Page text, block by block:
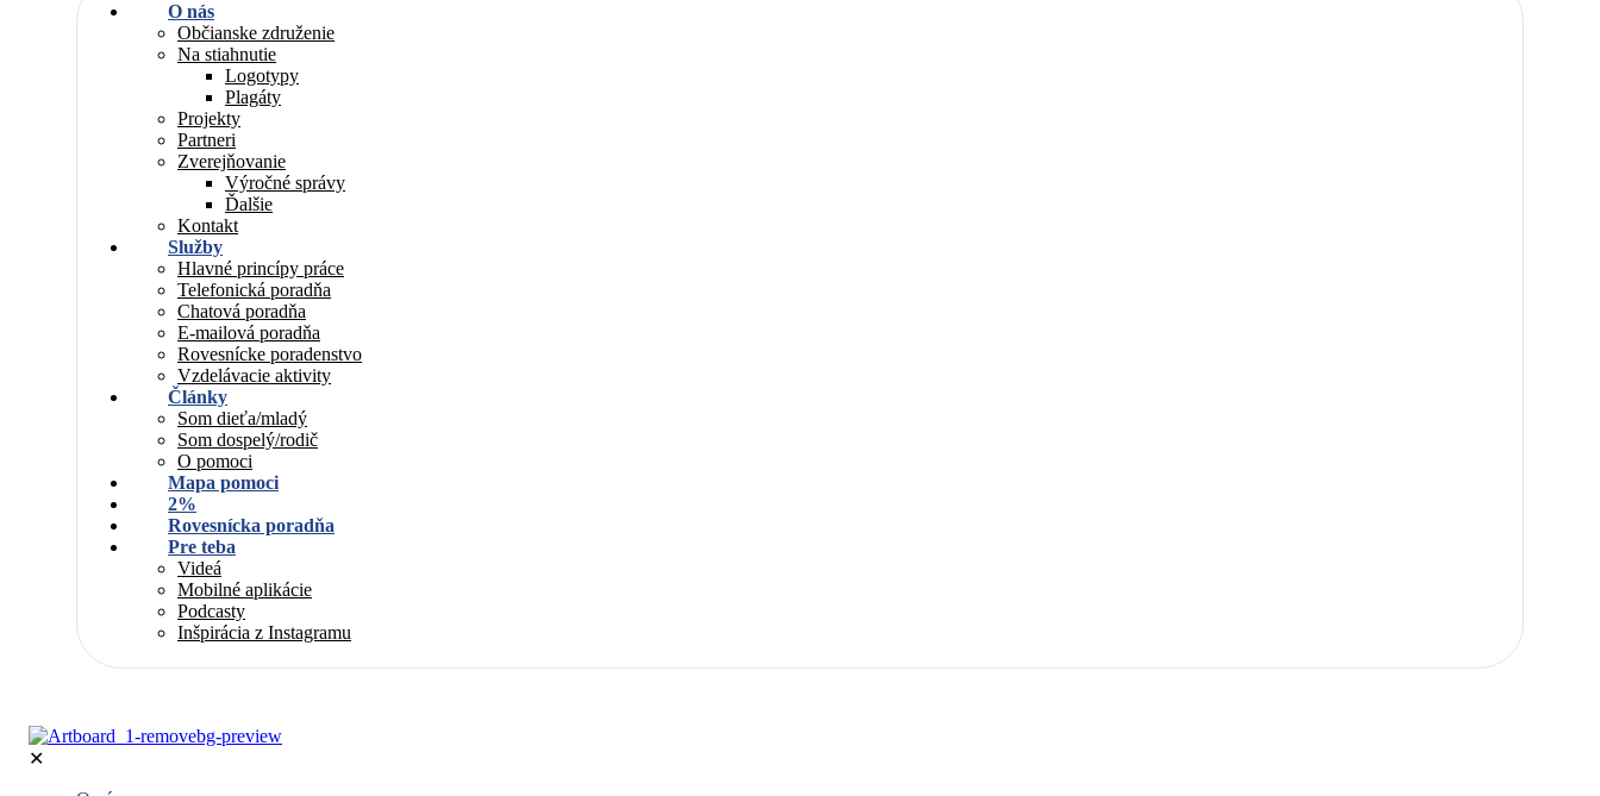
O nás
Občianske združenie
Na stiahnutie
Logotypy
Plagáty
Projekty
Partneri
Zverejňovanie
Výročné správy
Ďalšie
Kontakt
Služby
Hlavné princípy práce
Telefonická poradňa
Chatová poradňa
E-mailová poradňa
Rovesnícke poradenstvo
Vzdelávacie aktivity
Články
Som dieťa/mladý
Som dospelý/rodič
O pomoci
Mapa pomoci
2%
Rovesnícka poradňa
Pre teba
Videá
Mobilné aplikácie
Podcasty
Inšpirácia z Instagramu
✕